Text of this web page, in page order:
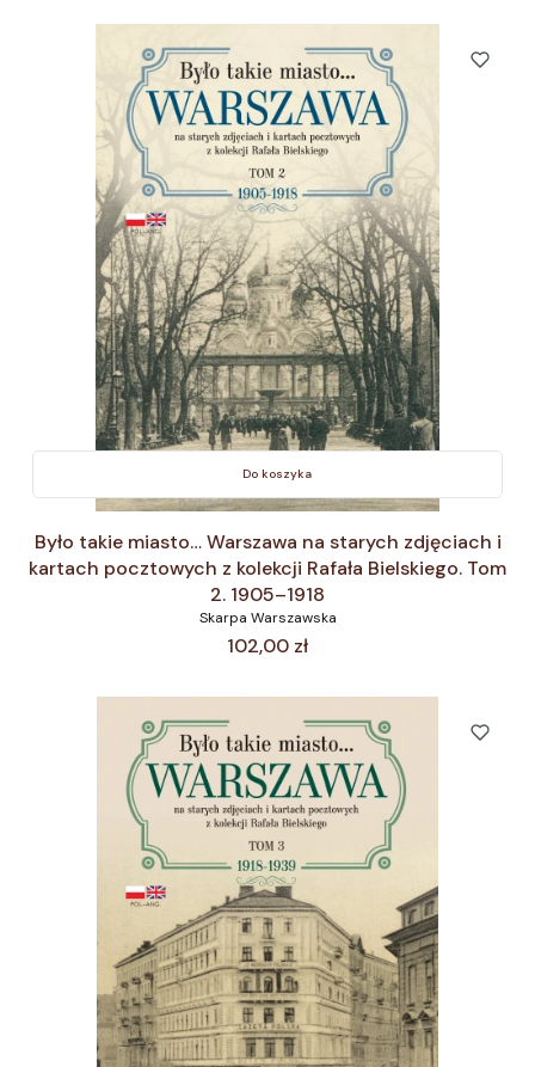
Do koszyka
Było takie miasto… Warszawa na starych zdjęciach i
kartach pocztowych z kolekcji Rafała Bielskiego. Tom
2. 1905–1918
Skarpa Warszawska
Cena
102,00 zł